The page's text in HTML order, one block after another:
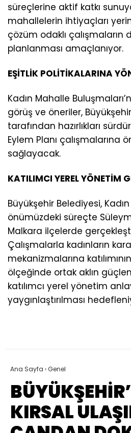
süreçlerine aktif katkı
mahallelerin ihtiyaçları
çözüm odaklı çalışmaların
planlanması amaçlanıyor.
EŞİTLİK POLİTİKALARINA
Kadın Mahalle
görüş ve öneriler,
tarafından hazırlıkları
Eylem Planı çalışmalarına
sağlayacak.
KATILIMCI YEREL YÖNETİM
Büyükşehir Belediyesi,
önümüzdeki süreçte
Malkara ilçelerde
Çalışmalarla kadınların
mekanizmalarına
ölçeğinde ortak aklın
katılımcı yerel yönetim
yaygınlaştırılması
Ana Sayfa ›Genel
KIRSAL